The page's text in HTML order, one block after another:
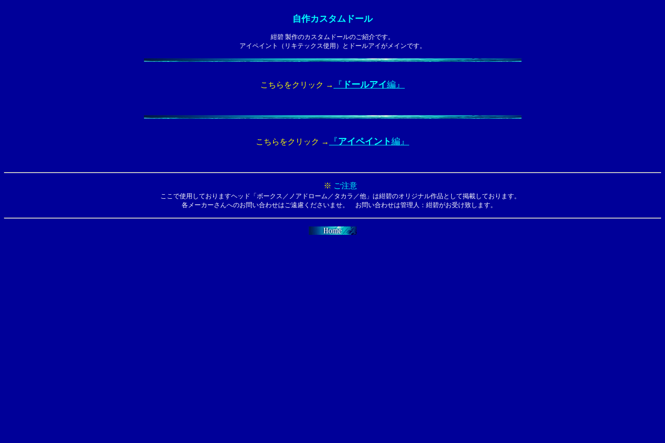
自作カスタムドール
紺碧 製作のカスタムドールのご紹介です。
アイペイント（リキテックス使用）とドールアイがメインです。
こちらをクリック → 『 ドールアイ編』
こちらをクリック → 『アイペイント編』
※ ご注意
ここで使用しておりますヘッド「ボークス／ノアドローム／タカラ／他」は紺碧のオリジナル作品として掲載しております。
各メーカーさんへのお問い合わせはご遠慮くださいませ。 お問い合わせは管理人：紺碧がお受け致します。